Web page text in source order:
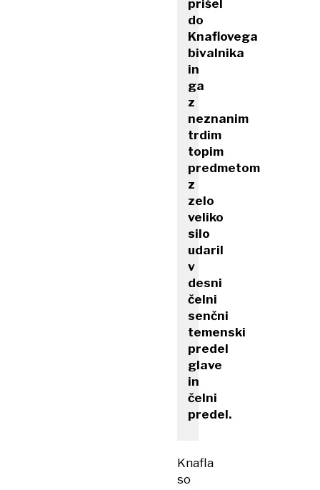
prišel
do
Knaflovega
bivalnika
in
ga
z
neznanim
trdim
topim
predmetom
z
zelo
veliko
silo
udaril
v
desni
čelni
senčni
temenski
predel
glave
in
čelni
predel.
Knafla
so